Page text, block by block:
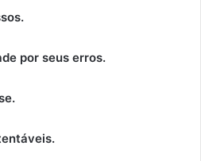
por seus erros.